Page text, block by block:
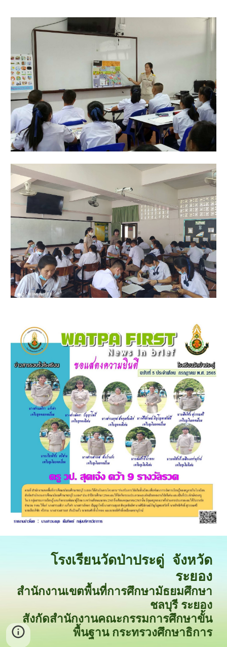
โรงเรียนวัดป่าประดู่ จังหวัด
ระยอง
สำนักงานเขตพื้นที่การศึกษามัธยมศึกษา
ชลบุรี ระยอง
สังกัดสำนักงานคณะกรรมการศึกษาขั้น
พื้นฐาน กระทรวงศึกษาธิการ